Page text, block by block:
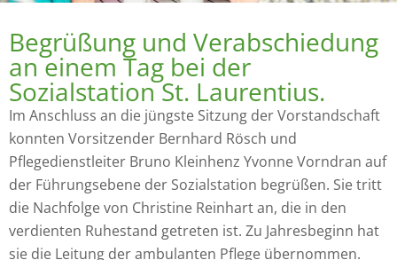
Begrüßung und Verabschiedung
an einem Tag bei der
Sozialstation St. Laurentius.
Im Anschluss an die jüngste Sitzung der Vorstandschaft
konnten Vorsitzender Bernhard Rösch und
Pflegedienstleiter Bruno Kleinhenz Yvonne Vorndran auf
der Führungsebene der Sozialstation begrüßen. Sie tritt
die Nachfolge von Christine Reinhart an, die in den
verdienten Ruhestand getreten ist. Zu Jahresbeginn hat
sie die Leitung der ambulanten Pflege übernommen.